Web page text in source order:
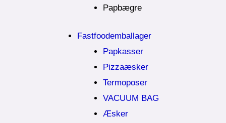
Papbægre
Fastfoodemballager
Papkasser
Pizzaæsker
Termoposer
VACUUM BAG
Æsker